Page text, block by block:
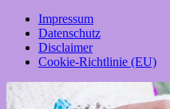
Impressum
Datenschutz
Disclaimer
Cookie-Richtlinie (EU)